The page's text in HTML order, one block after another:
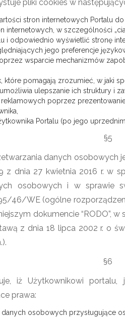
pliki cookies w
stron internetowych Portalu
internetowych, w szczególności
i odpowiednio wyświetlić stronę
jego preferencje
wsparcie mechanizmów
które pomagają zrozumieć, w jaki
ulepszanie ich struktury i
reklamowych poprzez
Portalu (po jego
§5
danych osobowych
z dnia 27 kwietnia 2016 r. w
osobowych i w sprawie
46/WE (ogólne
dokumencie “RODO”,
z dnia 18 lipca 2002 r. o
§6
iż Użytkownikowi
prawa:
osobowych przysługujące